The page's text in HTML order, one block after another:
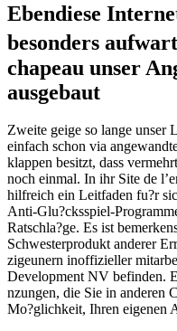
Ebendiese
besonders
chapeau unser
ausgebaut
Zweite geige so lange unser
einfach schon via
klappen besitzt, dass
noch einmal. In ihr Site de
hilfreich ein Leitfaden fu?r
Anti-Glu?cksspiel-
Ratschla?ge. Es ist
Schwesterprodukt anderer
zigeunern inoffizieller
Development NV befinden.
nzungen, die Sie in anderen
Mo?glichkeit, Ihren eigenen